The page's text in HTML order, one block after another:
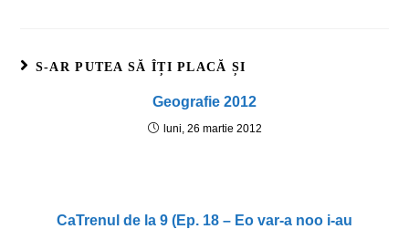
S-AR PUTEA SĂ ÎȚI PLACĂ ȘI
Geografie 2012
luni, 26 martie 2012
CaTrenul de la 9 (Ep. 18 – Eo var-a noo i-au